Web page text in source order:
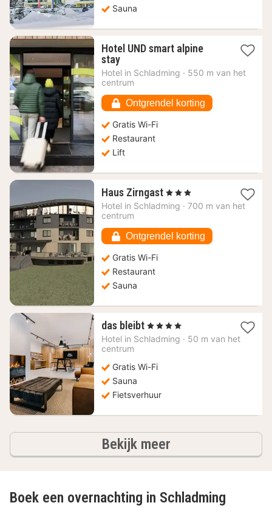
Sauna
Hotel UND smart alpine
stay1
nacht
vanaf
€
Hotel in Schladming · 550 m van het
centrum
Ontgrendel korting
Gratis Wi-Fi
Restaurant
Lift
Haus Zirngast 1
nacht
vanaf
€
, 3 Sterren
Hotel in Schladming · 700 m van het
centrum
Ontgrendel korting
Gratis Wi-Fi
Restaurant
Sauna
das bleibt 1
nacht
€
, 4 Sterren
Hotel in Schladming · 50 m van het
centrum
Gratis Wi-Fi
Sauna
Fietsverhuur
Bekijk meerhotels
Boek een overnachting in Schladming